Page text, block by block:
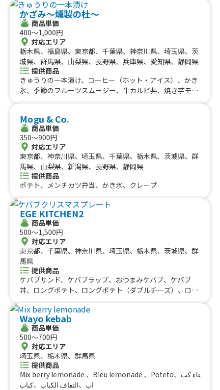
リーム、トルコアイス、台湾かき氷（マンゴー）、ワッフ
ル、ワンポンドステーキ、肉巻きおにぎり、冷やしパイン
orきゅうりの浅漬け、タコライス、チーズハットグ、豚
丼、ソフトドリンク、ホットドッグ、トルネードポテト、
ケバブ、チュロス（1本）、ロングフランク、たこ焼き（6
個入り）、クレープ、唐揚げ（3個）、ポテトフライ、焼
きそば、かき氷
かざみ～燻製の杜～
商品単価
400〜1,000円
対応エリア
栃木県、福島県、東京都、千葉県、神奈川県、埼玉県、茨
城県、群馬県、山梨県、長野県、兵庫県、愛知県、静岡県
提供商品
きゅうりの一本漬け、コーヒー（ホット・アイス）、かき
氷、季節のフルーツスムージー、牛カルビ丼、焼き芋モン
ベーコン串、スモークスペアリブ、究極のもつ煮込み、肉
巻きごはん、燻製職人ミックス焼き、しらす丼、ベーコン
ソーセージ盛り合わせ、ベーコン焼きそば
Mogu & Co.
商品単価
350〜900円
対応エリア
東京都、神奈川県、埼玉県、千葉県、栃木県、茨城県、群
馬県、山梨県、新潟県、長野県、静岡県
提供商品
ポテト、メンチカツ弁当、かき氷、クレープ
EGE KITCHEN2
商品単価
500〜1,500円
対応エリア
東京都、千葉県、神奈川県、埼玉県、栃木県、茨城県、群
馬県
提供商品
ケバブサンド、ケバブラップ、おつまみケバブ、ケバブ
丼、ロングポテト、ロングポテト（ダブルチーズ）、ロン
スプレート、バクラヴァ
Wayo kebab
商品単価
500〜700円
対応エリア
埼玉県、栃木県、群馬県
提供商品
Mix berry lemonade 、Bleu lemonade 、Poteto、وعاء كب
اب、التفاف الكباب、كباب